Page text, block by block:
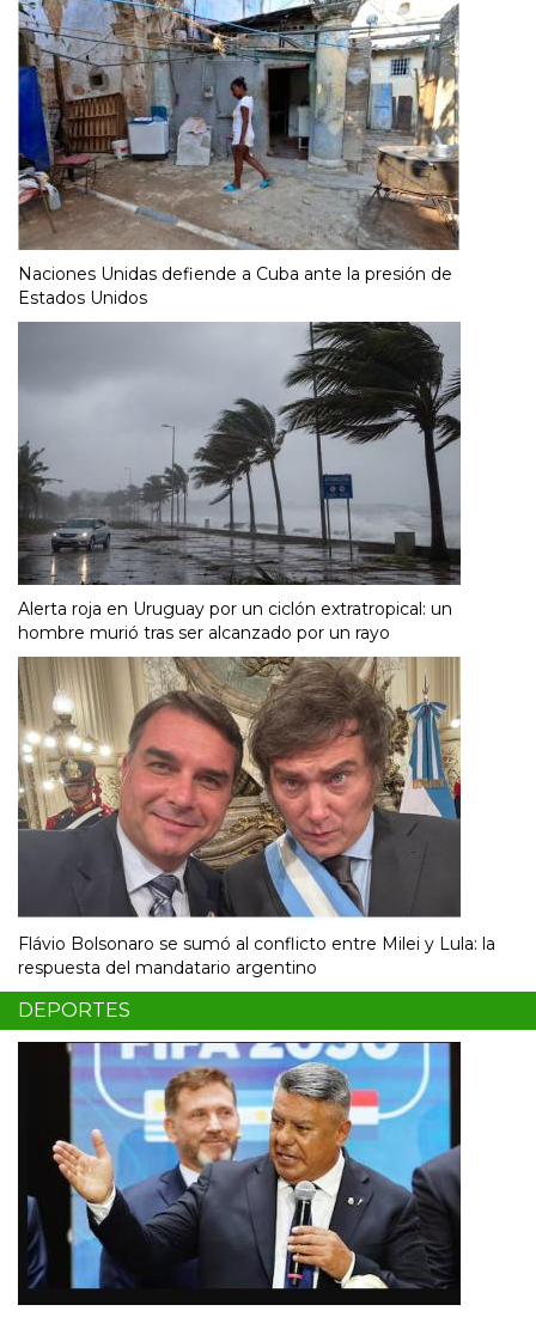
Naciones Unidas defiende a Cuba ante la presión de
Estados Unidos
Alerta roja en Uruguay por un ciclón extratropical: un
hombre murió tras ser alcanzado por un rayo
Flávio Bolsonaro se sumó al conflicto entre Milei y Lula: la
respuesta del mandatario argentino
DEPORTES